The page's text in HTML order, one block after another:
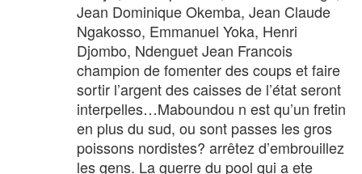
Jean Dominique Okemba, Jean Claude
Ngakosso, Emmanuel Yoka, Henri
Djombo, Ndenguet Jean Francois
champion de fomenter des coups et faire
sortir l’argent des caisses de l’état seront
interpelles…Maboundou n est qu’un fretin
en plus du sud, ou sont passes les gros
poissons nordistes? arrêtez d’embrouillez
les gens. La guerre du pool qui a ete